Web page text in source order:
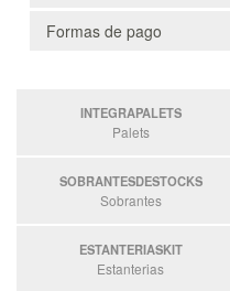
Formas de pago
INTEGRAPALETS
Palets
SOBRANTESDESTOCKS
Sobrantes
ESTANTERIASKIT
Estanterias